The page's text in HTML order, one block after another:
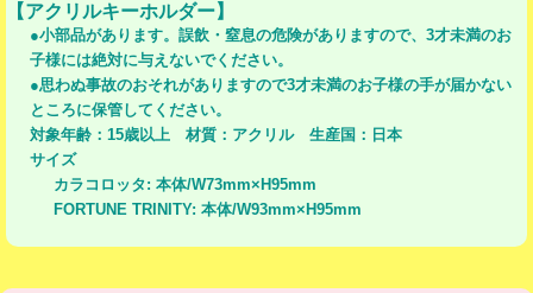
【アクリルキーホルダー】
●小部品があります。誤飲・窒息の危険がありますので、3才未満のお
子様には絶対に与えないでください。
●思わぬ事故のおそれがありますので3才未満のお子様の手が届かない
ところに保管してください。
対象年齢：15歳以上 材質：アクリル 生産国：日本
サイズ
カラコロッタ: 本体/W73mm×H95mm
FORTUNE TRINITY: 本体/W93mm×H95mm